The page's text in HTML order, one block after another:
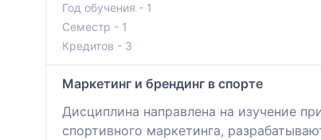
Год обучения - 1
Семестр - 1
Кредитов - 3
Маркетинг и брендинг в спорте
Дисциплина направлена на изучение
спортивного маркетинга,